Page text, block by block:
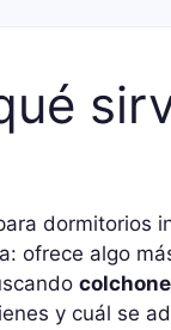
algo
y cuál se